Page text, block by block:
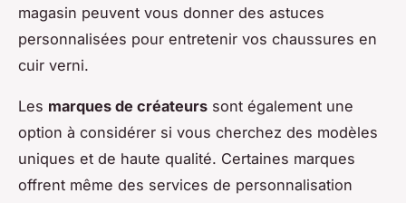
magasin peuvent vous donner des astuces
personnalisées pour entretenir vos chaussures en
cuir verni.
Les marques de créateurs sont également une
option à considérer si vous cherchez des modèles
uniques et de haute qualité. Certaines marques
offrent même des services de personnalisation